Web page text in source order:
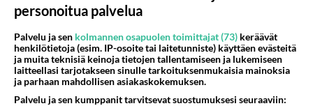
06.08.2026 09:02
Maailman menoa
Mitä töitä kaivattusi on tehnyt?
😅
05.08.2026 13:25
946
personoitua palvelua
Palvelu ja sen kolmannen osapuolen toimittajat (73) keräävät
henkilötietoja (esim. IP-osoite tai laitetunniste) käyttäen evästeitä
ja muita teknisiä keinoja tietojen tallentamiseen ja lukemiseen
laitteellasi tarjotakseen sinulle tarkoituksenmukaisia mainoksia
ja parhaan mahdollisen asiakaskokemuksen.
Palvelu ja sen kumppanit tarvitsevat suostumuksesi seuraaviin: